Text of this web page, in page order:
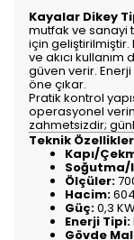
Kayalar Dikey
mutfak ve sanayi
için geliştirilmiştir.
ve akıcı
güven verir.
öne çıkar.
Pratik kontrol
operasyonel
zahmetsizdir;
Teknik Özellikler
Kapı/
Soğutma/
Ölçüler:
Hacim:
Güç:0,3
Enerji Tipi:
Gövde